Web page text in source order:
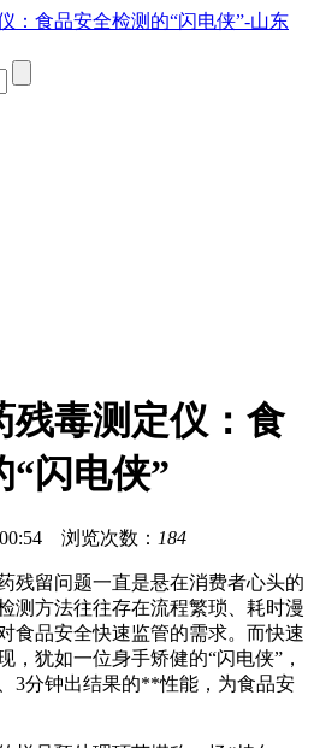
残毒测定仪：食
“闪电侠”
浏览次数： 184
留问题一直是悬在消费者心头的
测方法往往存在流程繁琐、耗时漫
食品安全快速监管的需求。而快速
，犹如一位身手矫健的“闪电侠”，
3分钟出结果的**性能，为食品安